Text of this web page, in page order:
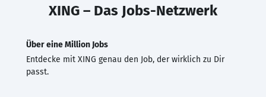
XING – Das Jobs-Netzwerk
Über eine Million Jobs
Entdecke mit XING genau den Job, der wirklich zu Dir
passt.